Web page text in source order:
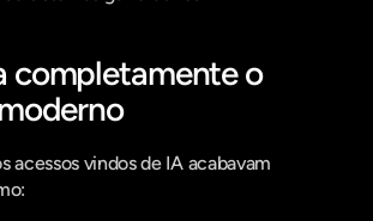
completamente o
acessos vindos de IA acabavam